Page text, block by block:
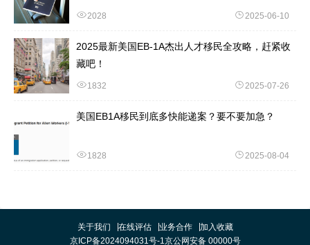
2028 2025-06-10
2025最新美国EB-1A杰出人才移民全攻略，赶紧收
藏吧！
1832 2025-07-26
美国EB1A移民到底多快能递案？要不要加急？
1828 2025-08-04
关于我们 在线评估 业务合作
加入收藏
京ICP备2024094031号-1京公网安备 00000号